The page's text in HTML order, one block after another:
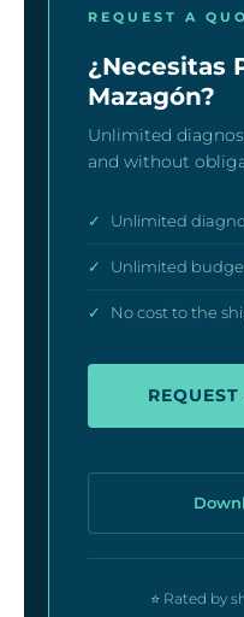
REQUEST A
¿Necesitas
Mazagón?
Unlimited
and without
✓ Unlimited
✓ Unlimited
✓ No cost to the
⭐ Rated by